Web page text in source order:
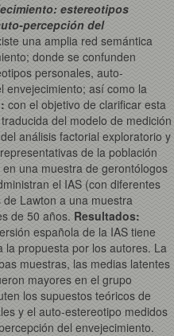
estereotipos
percepción del
una amplia red semántica
donde se confunden
personales, auto-
envejecimiento; así como la
con el objetivo de clarificar esta
del modelo de medición
análisis factorial exploratorio y
de la población
una muestra de gerontólogos
el IAS (con diferentes
Lawton a una muestra
de 50 años. Resultados:
española de la IAS tiene
la propuesta por los autores. La
muestras, las medias latentes
mayores en el grupo
los supuestos teóricos de
y el auto-estereotipo medidos
del envejecimiento.